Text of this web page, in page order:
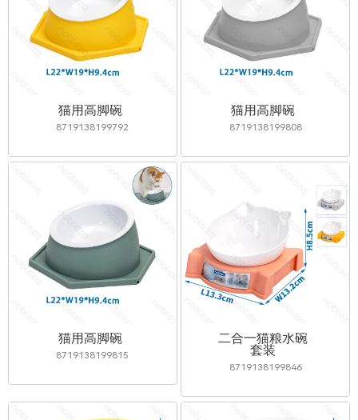
猫用高脚碗
8719138199792
猫用高脚碗
8719138199808
猫用高脚碗
8719138199815
二合一猫粮水碗
套装
8719138199846